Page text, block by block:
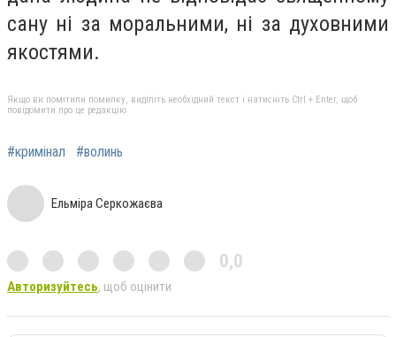
сану ні за моральними, ні за духовними
якостями.
Якщо ви помітили помилку, виділіть необхідний текст і натисніть Ctrl + Enter, щоб
повідомити про це редакцію
#кримінал #волинь
Ельміра Серкожаєва
0,0
Авторизуйтесь, щоб оцінити